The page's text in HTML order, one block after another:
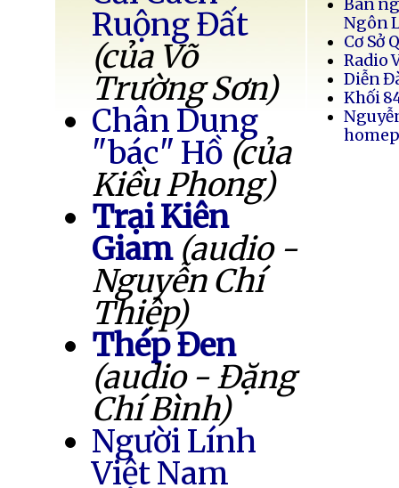
Ruộng Đất
(của Võ
Trường Sơn)
Chân Dung
"bác" Hồ (của
Kiều Phong)
Trại Kiên
Giam (audio -
Nguyễn Chí
Thiệp)
Thép Đen
(audio - Đặng
Chí Bình)
Người Lính
Việt Nam
Bán
Ngôn
Cơ Sở
Radio
Diễn
Khối